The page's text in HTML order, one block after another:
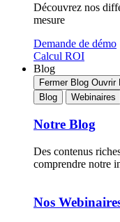
Découvrez nos
mesure
Demande de démo
Calcul ROI
Blog
Fermer Blog Ouvrir
Blog
Webinaires
Notre Blog
Des contenus
comprendre notre
Nos